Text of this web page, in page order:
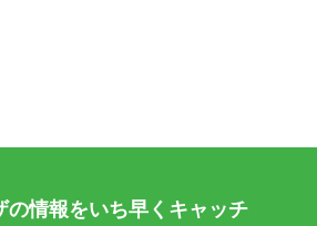
の情報をいち早くキャッチ